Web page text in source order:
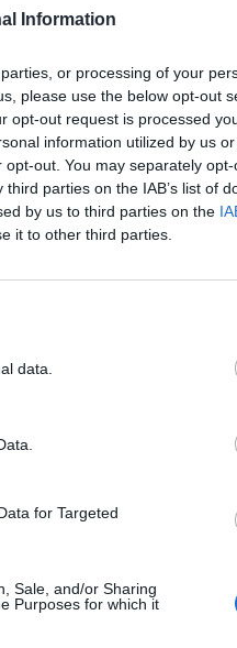
Information
or processing of your
please use the below opt-out
opt-out request is processed
information utilized by us
out. You may separately
parties on the IAB’s list of
by us to third parties on the
it to other third parties.
data.
for Targeted
Sale, and/or Sharing
Purposes for which it
borti
Se
Se
8
Med
6
Bjørn felt